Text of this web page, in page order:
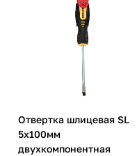
Отвертка шлицевая SL
5х100мм
двухкомпонентная